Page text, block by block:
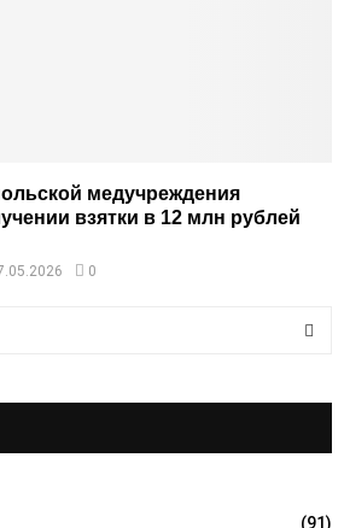
медучреждения
взятки в 12 млн рублей
0
R
(91)